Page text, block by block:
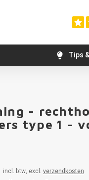
Tips
-
type 1 -
incl. btw, excl. verzendkosten